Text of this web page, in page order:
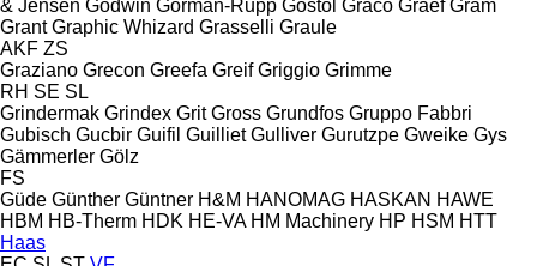
& Jensen Godwin Gorman-Rupp Gostol Graco Graef Gram
Grant Graphic Whizard Grasselli Graule
AKF ZS
Graziano Grecon Greefa Greif Griggio Grimme
RH SE SL
Grindermak Grindex Grit Gross Grundfos Gruppo Fabbri
Gubisch Gucbir Guifil Guilliet Gulliver Gurutzpe Gweike Gys
Gämmerler Gölz
FS
Güde Günther Güntner H&M HANOMAG HASKAN HAWE
HBM HB‑Therm HDK HE-VA HM Machinery HP HSM HTT
Haas